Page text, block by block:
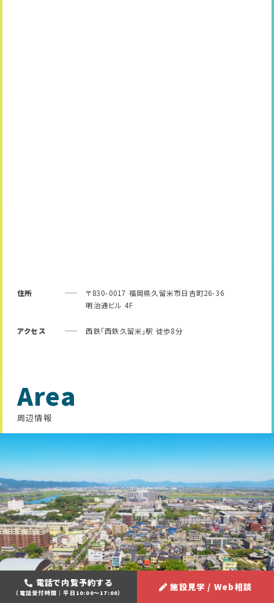
住所
〒830-0017 福岡県久留米市日吉町26-36
明治通ビル 4F
アクセス 西鉄「西鉄久留米」駅 徒歩8分
Area
周辺情報
電話で内覧予約する
（電話受付時間｜平日10:00～17:00）
施設見学 / Web相談